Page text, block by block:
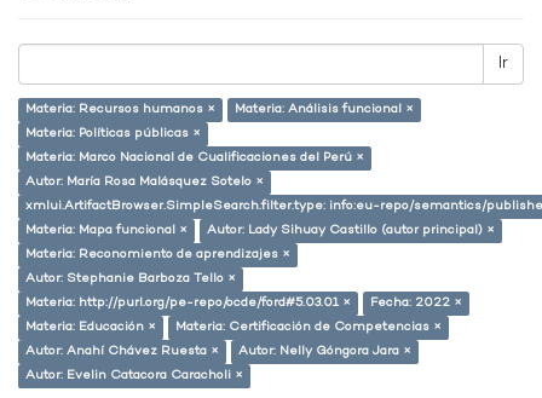
Ir
Materia: Recursos humanos ×
Materia: Análisis funcional ×
Materia: Políticas públicas ×
Materia: Marco Nacional de Cualificaciones del Perú ×
Autor: María Rosa Malásquez Sotelo ×
xmlui.ArtifactBrowser.SimpleSearch.filter.type: info:eu-repo/semantics/
Materia: Mapa funcional ×
Autor: Lady Sihuay Castillo (autor principal) ×
Materia: Reconomiento de aprendizajes ×
Autor: Stephanie Barboza Tello ×
Materia: http://purl.org/pe-repo/ocde/ford#5.03.01 ×
Fecha: 2022 ×
Materia: Educación ×
Materia: Certificación de Competencias ×
Autor: Anahí Chávez Ruesta ×
Autor: Nelly Góngora Jara ×
Autor: Evelin Catacora Caracholi ×